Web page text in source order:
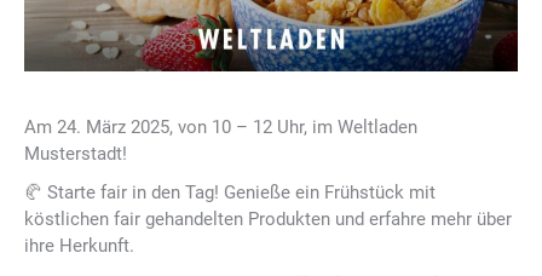
Am 24. März 2025, von 10 – 12 Uhr, im Weltladen
Musterstadt!
🥐 Starte fair in den Tag! Genieße ein Frühstück mit
köstlichen fair gehandelten Produkten und erfahre mehr über
ihre Herkunft.